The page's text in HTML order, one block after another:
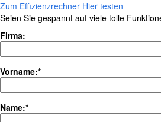
Zum Effizienzrechner Hier testen
Seien Sie gespannt auf viele tolle
Firma:
Vorname:*
Name:*